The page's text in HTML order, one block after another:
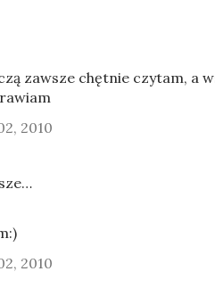
zawsze chętnie czytam, a
2010
2010